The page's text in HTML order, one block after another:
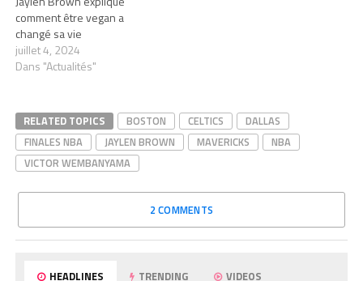
comment être vegan a
changé sa vie
juillet 4, 2024
Dans "Actualités"
RELATED TOPICS BOSTON CELTICS
DALLAS
FINALES NBA
JAYLEN BROWN MAVERICKS
NBA
VICTOR WEMBANYAMA
2 COMMENTS
HEADLINES TRENDING VIDEOS